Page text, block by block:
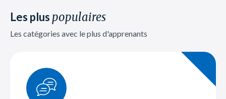
Les plus populaires
Les catégories avec le plus d'apprenants